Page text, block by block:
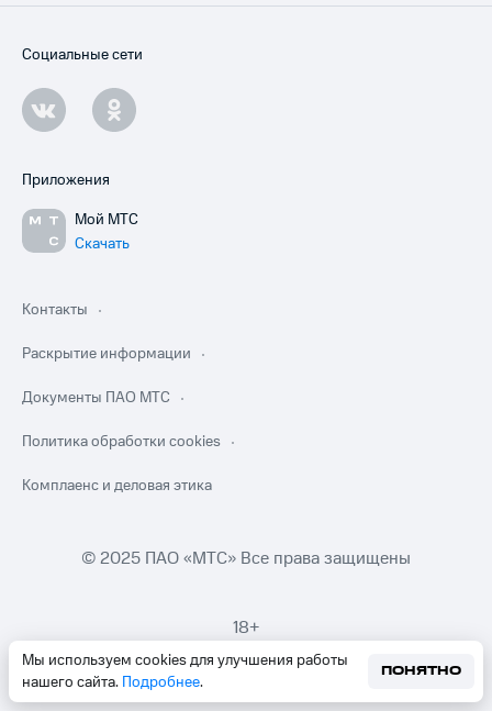
Мы используем cookies для улучшения работы
нашего сайта. Подробнее.
ПОНЯТНО
Социальные сети
Приложения
Мой МТС
Скачать
Контакты
Раскрытие информации
Документы ПАО МТС
Политика обработки cookies
Комплаенс и деловая этика
© 2025 ПАО «МТС» Все права защищены
18+